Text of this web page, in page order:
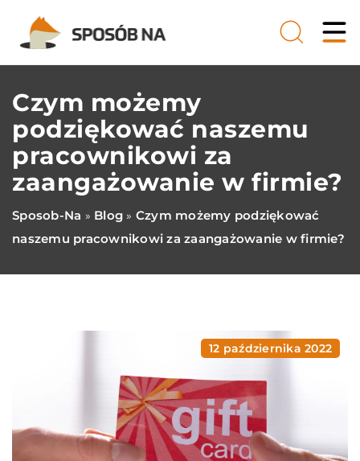
Czym możemy
podziękować naszemu
pracownikowi za
zaangażowanie w firmie?
Sposob-Na » Blog » Czym możemy podziękować
naszemu pracownikowi za zaangażowanie w firmie?
12 października 2022